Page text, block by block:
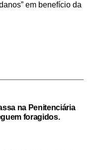
em benefício da
na Penitenciária
foragidos.